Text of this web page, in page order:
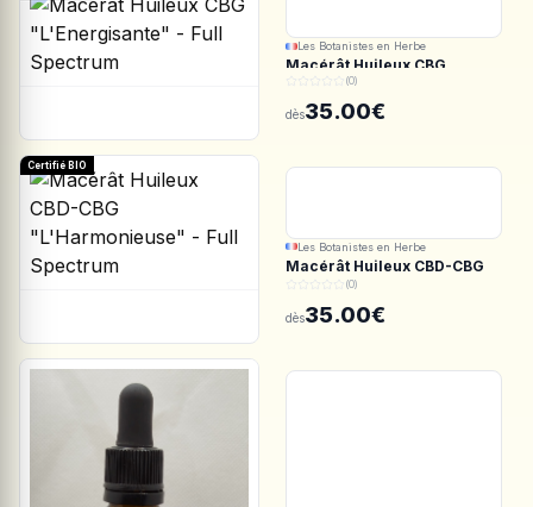
Les Botanistes en Herbe
Macérât Huileux CBG
"L'Energisante" - Full
Spectrum
(0)
dès35.00€
Certifié BIO
Les Botanistes en Herbe
Macérât Huileux CBD-CBG
"L'Harmonieuse" - Full
(0)
dès35.00€